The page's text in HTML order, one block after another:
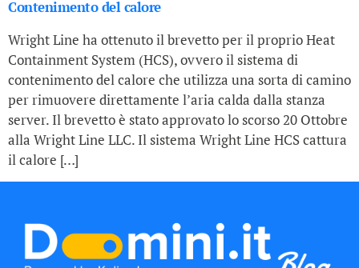
Contenimento del calore
Wright Line ha ottenuto il brevetto per il proprio Heat
Containment System (HCS), ovvero il sistema di
contenimento del calore che utilizza una sorta di camino
per rimuovere direttamente l’aria calda dalla stanza
server. Il brevetto è stato approvato lo scorso 20 Ottobre
alla Wright Line LLC. Il sistema Wright Line HCS cattura
il calore […]